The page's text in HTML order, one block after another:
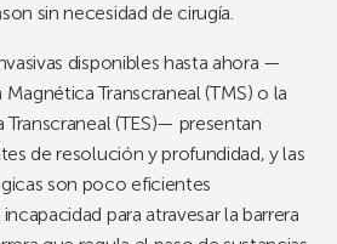
sin necesidad de cirugía.
disponibles hasta ahora —
Transcraneal (TMS) o la
(TES)— presentan
de resolución y profundidad, y las
son poco eficientes
para atravesar la barrera